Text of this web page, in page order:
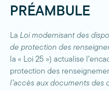
PRÉAMBULE
La Loi modernisant des
de protection des
la « Loi 25 ») actualise
protection des
l’accès aux documents des